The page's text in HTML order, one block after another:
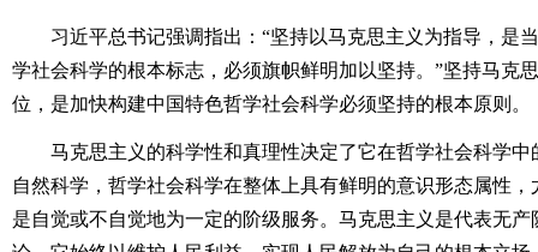
习近平总书记强调指出：“坚持以马克思主义为指导，是
学社会科学的根本标志，必须旗帜鲜明加以坚持。”坚持马克
位，是加快构建中国特色哲学社会科学必须坚持的根本原则。
马克思主义的科学性和真理性决定了它在哲学社会科学中
自然科学，哲学社会科学在整体上具有鲜明的意识形态属性
是自觉或不自觉地为一定的阶级服务。马克思主义是代表无